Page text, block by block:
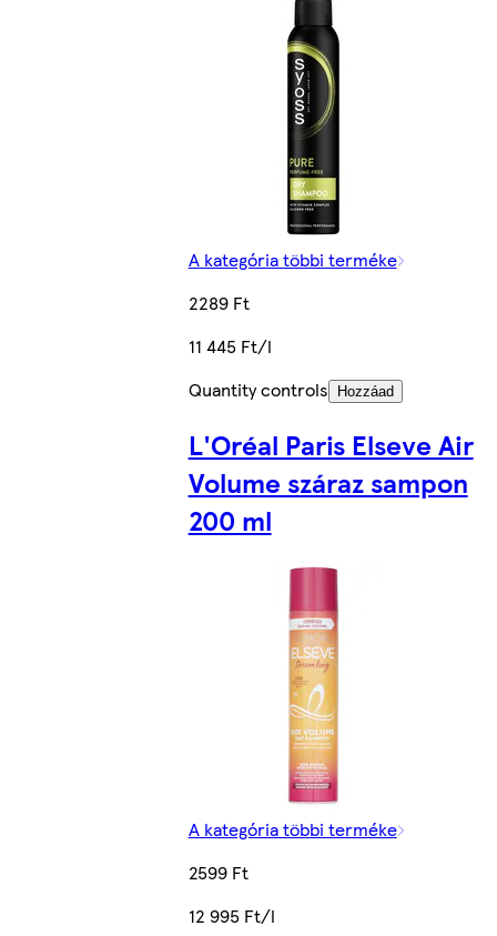
A kategória többi terméke
2289 Ft
11 445 Ft/l
Quantity controls
Hozzáad
L'Oréal Paris Elseve Air
Volume száraz sampon
200 ml
A kategória többi terméke
2599 Ft
12 995 Ft/l